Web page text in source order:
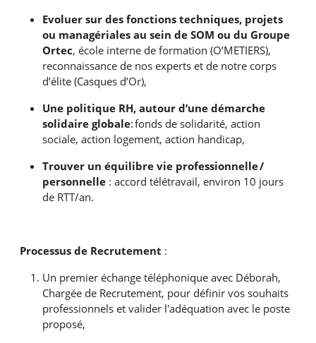
Evoluer sur des fonctions techniques, projets
ou managériales au sein de SOM ou du Groupe
Ortec, école interne de formation (O’METIERS),
reconnaissance de nos experts et de notre corps
d’élite (Casques d’Or),
Une politique RH, autour d’une démarche
solidaire globale: fonds de solidarité, action
sociale, action logement, action handicap,
Trouver un équilibre vie professionnelle /
personnelle : accord télétravail, environ 10 jours
de RTT/an.
Processus de Recrutement :
Un premier échange téléphonique avec Déborah,
Chargée de Recrutement, pour définir vos souhaits
professionnels et valider l'adéquation avec le poste
proposé,